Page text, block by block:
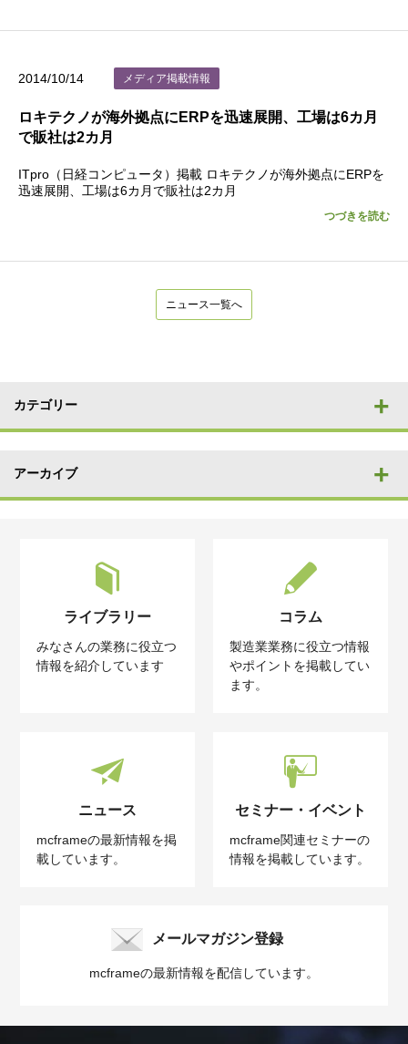
2014/10/14 メディア掲載情報
ロキテクノが海外拠点にERPを迅速展開、工場は6カ月
で販社は2カ月
ITpro（日経コンピュータ）掲載 ロキテクノが海外拠点にERPを
迅速展開、工場は6カ月で販社は2カ月
つづきを読む
ニュース一覧へ
カテゴリー
アーカイブ
ライブラリー
みなさんの業務に役立つ
情報を紹介しています
コラム
製造業業務に役立つ情報
やポイントを掲載してい
ます。
ニュース
mcframeの最新情報を掲
載しています。
セミナー・イベント
mcframe関連セミナーの
情報を掲載しています。
メールマガジン登録
mcframeの最新情報を配信しています。